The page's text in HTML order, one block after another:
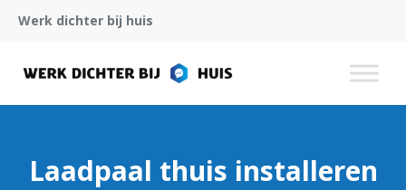
Werk dichter bij huis
Laadpaal thuis installeren